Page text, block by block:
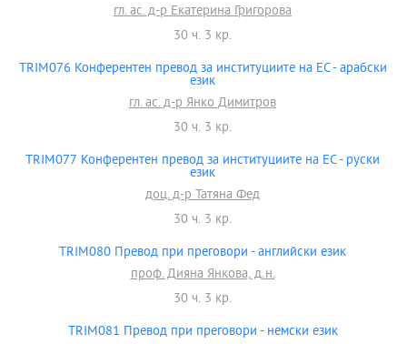
гл. ас. д-р Екатерина Григорова
30 ч. 3 кр.
TRIM076 Конферентен превод за институциите на ЕС - арабски
език
гл. ас. д-р Янко Димитров
30 ч. 3 кр.
TRIM077 Конферентен превод за институциите на ЕС - руски
език
доц. д-р Татяна Фед
30 ч. 3 кр.
TRIM080 Превод при преговори - английски език
проф. Дияна Янкова, д.н.
30 ч. 3 кр.
TRIM081 Превод при преговори - немски език